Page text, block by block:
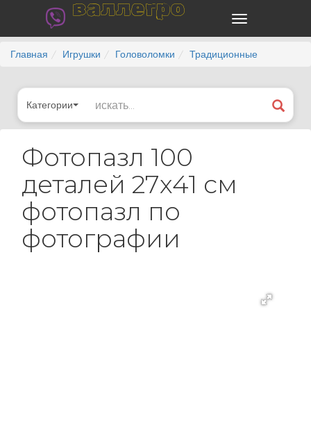
валлегро
Главная Игрушки Головоломки Традиционные
Категории
Фотопазл 100
деталей 27х41 см
фотопазл по
фотографии